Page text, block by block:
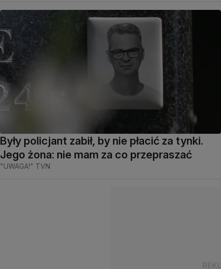
Były policjant zabił, by nie płacić za tynki.
Jego żona: nie mam za co przepraszać
"UWAGA!" TVN